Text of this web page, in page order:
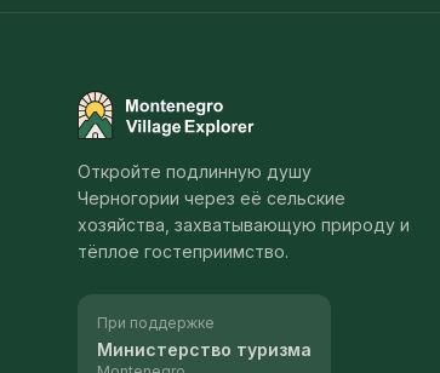
Montenegro Village Explorer
Откройте подлинную душу
Черногории через её сельские
хозяйства, захватывающую природу и
тёплое гостеприимство.
При поддержке
Министерство туризма